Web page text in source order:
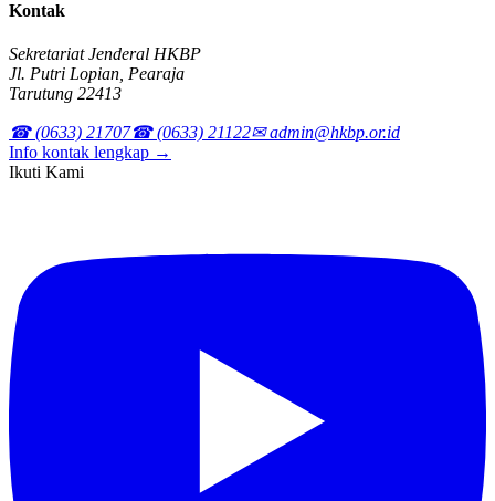
Kontak
Sekretariat Jenderal HKBP
Jl. Putri Lopian, Pearaja
Tarutung 22413
☎ (0633) 21707☎ (0633) 21122✉ admin@hkbp.or.id
Info kontak lengkap →
Ikuti Kami